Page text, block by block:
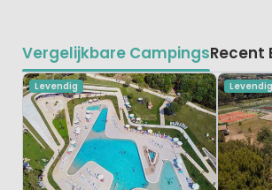
Vergelijkbare CampingsRecent
Levendig Levendig